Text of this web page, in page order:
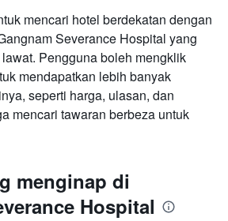
mencari hotel berdekatan dengan
Severance Hospital yang
Pengguna boleh mengklik
mendapatkan lebih banyak
seperti harga, ulasan, dan
mencari tawaran berbeza untuk
menginap di
Hospital